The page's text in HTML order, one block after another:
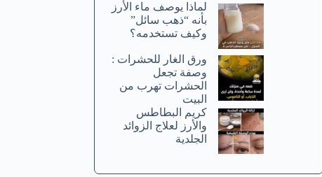
لماذا يوصف ماء الأرز
بأنه “ذهب سائل”
وكيف تستخدمه؟
ورق الغار للحشرات :
وصفة تجعل
الحشرات تهرب من
البيت
كريم البطاطس
والأرز لعلاج الزوائد
الجلدية